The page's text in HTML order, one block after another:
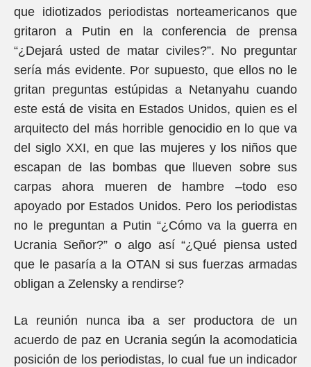
que idiotizados periodistas norteamericanos que
gritaron a Putin en la conferencia de prensa
“¿Dejará usted de matar civiles?”. No preguntar
sería más evidente. Por supuesto, que ellos no le
gritan preguntas estúpidas a Netanyahu cuando
este está de visita en Estados Unidos, quien es el
arquitecto del más horrible genocidio en lo que va
del siglo XXI, en que las mujeres y los niños que
escapan de las bombas que llueven sobre sus
carpas ahora mueren de hambre –todo eso
apoyado por Estados Unidos. Pero los periodistas
no le preguntan a Putin “¿Cómo va la guerra en
Ucrania Señor?” o algo así “¿Qué piensa usted
que le pasaría a la OTAN si sus fuerzas armadas
obligan a Zelensky a rendirse?
La reunión nunca iba a ser productora de un
acuerdo de paz en Ucrania según la acomodaticia
posición de los periodistas, lo cual fue un indicador